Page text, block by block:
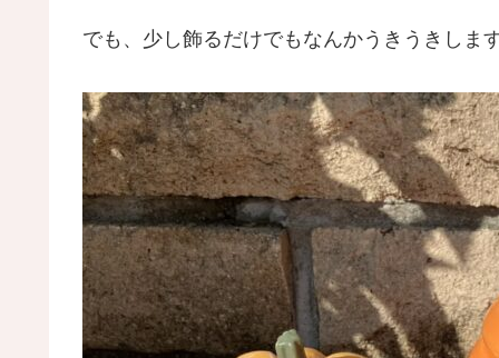
でも、少し飾るだけでもなんかうきうきしま